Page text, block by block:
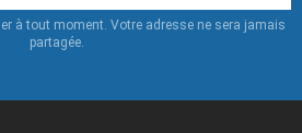
à tout moment. Votre adresse ne sera jamais
partagée.